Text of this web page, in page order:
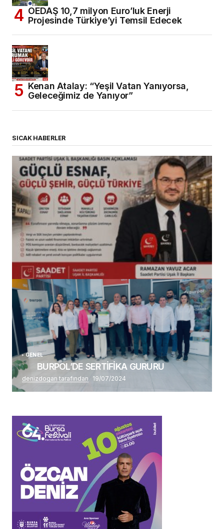
OEDAŞ 10,7 milyon Euro’luk Enerji
Projesinde Türkiye’yi Temsil Edecek
Kenan Atalay: “Yeşil Vatan Yanıyorsa,
Geleceğimiz de Yanıyor”
SICAK HABERLER
(başlıksız)
Alaattin Karahan tarafından 14/07/2026
GENEL
BURPOL’DE SERTİFİKA GURURU
denizdogan tarafından 19/07/2024